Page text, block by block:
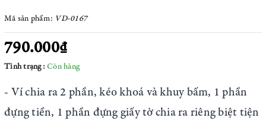
Mã sản phẩm: VD-0167
790.000₫
Tình trạng: Còn hàng
- Ví chia ra 2 phần, kéo khoá và khuy bấm, 1 phần
đựng tiền, 1 phần đựng giấy tờ chia ra riêng biệt tiện